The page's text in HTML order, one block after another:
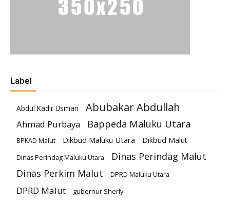
Label
Abdul Kadir Usman Abubakar Abdullah
Ahmad Purbaya Bappeda Maluku Utara
BPKAD Malut Dikbud Maluku Utara Dikbud Malut
Dinas Perindag Maluku Utara
Dinas Perindag Malut
Dinas Perkim Malut
DPRD Maluku Utara
DPRD Malut gubernur Sherly